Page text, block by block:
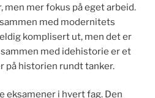
men mer fokus på eget arbeid.
sammen med modernitets
komplisert ut, men det er
med idehistorie er et
på historien rundt tanker.
eksamener i hvert fag. Den